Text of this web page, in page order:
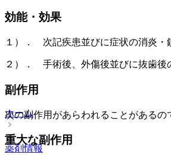
効能・効果
１）． 次記疾患並びに症状の消炎・
２）． 手術後、外傷後並びに抜歯後
副作用
次の副作用があらわれることがあるの
重大な副作用
ホーム
薬剤情報